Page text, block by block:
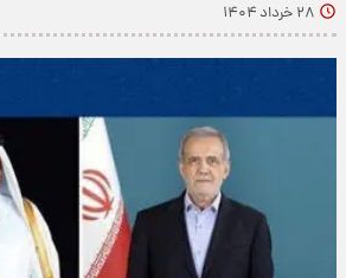
۲۸ خرداد ۱۴۰۴